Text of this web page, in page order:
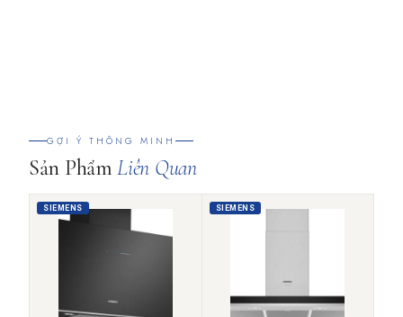
GỢI Ý THÔNG MINH
Sản PhẩmLiên Quan
SIEMENS SIEMENS